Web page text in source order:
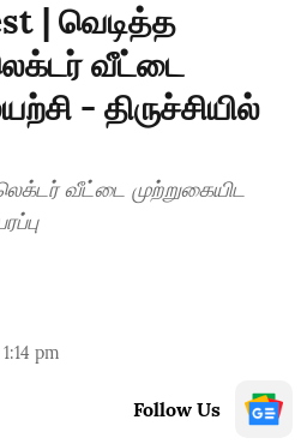
| வெடித்த
வீட்டை
- திருச்சியில்
வீட்டை முற்றுகையிட
pm
Follow Us